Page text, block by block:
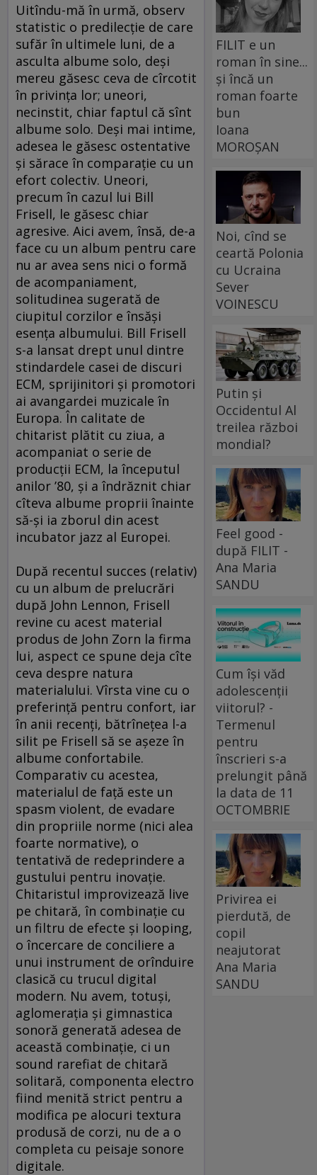
Uitîndu-mă în urmă, observ
statistic o predilecţie de care
sufăr în ultimele luni, de a
asculta albume solo, deşi
mereu găsesc ceva de cîrcotit
în privinţa lor; uneori,
necinstit, chiar faptul că sînt
albume solo. Deşi mai intime,
adesea le găsesc ostentative
şi sărace în comparaţie cu un
efort colectiv. Uneori,
precum în cazul lui Bill
Frisell, le găsesc chiar
agresive. Aici avem, însă, de-a
face cu un album pentru care
nu ar avea sens nici o formă
de acompaniament,
solitudinea sugerată de
ciupitul corzilor e însăşi
esenţa albumului. Bill Frisell
s-a lansat drept unul dintre
stindardele casei de discuri
ECM, sprijinitori şi promotori
ai avangardei muzicale în
Europa. În calitate de
chitarist plătit cu ziua, a
acompaniat o serie de
producţii ECM, la începutul
anilor ’80, şi a îndrăznit chiar
cîteva albume proprii înainte
să-şi ia zborul din acest
incubator jazz al Europei.
După recentul succes (relativ)
cu un album de prelucrări
după John Lennon, Frisell
revine cu acest material
produs de John Zorn la firma
lui, aspect ce spune deja cîte
ceva despre natura
materialului. Vîrsta vine cu o
preferinţă pentru confort, iar
în anii recenţi, bătrîneţea l-a
silit pe Frisell să se aşeze în
albume confortabile.
Comparativ cu acestea,
materialul de faţă este un
spasm violent, de evadare
din propriile norme (nici alea
foarte normative), o
tentativă de redeprindere a
gustului pentru inovaţie.
Chitaristul improvizează live
pe chitară, în combinaţie cu
un filtru de efecte şi looping,
o încercare de conciliere a
unui instrument de orînduire
clasică cu trucul digital
modern. Nu avem, totuşi,
aglomeraţia şi gimnastica
sonoră generată adesea de
această combinaţie, ci un
sound rarefiat de chitară
solitară, componenta electro
fiind menită strict pentru a
modifica pe alocuri textura
produsă de corzi, nu de a o
completa cu peisaje sonore
digitale.
FILIT e un
roman în sine...
și încă un
roman foarte
bun
Ioana
MOROȘAN
Noi, cînd se
ceartă Polonia
cu Ucraina
Sever
VOINESCU
Putin și
Occidentul Al
treilea război
mondial?
Feel good -
după FILIT -
Ana Maria
SANDU
Cum își văd
adolescenții
viitorul? -
Termenul
pentru
înscrieri s-a
prelungit până
la data de 11
OCTOMBRIE
Privirea ei
pierdută, de
copil
neajutorat
Ana Maria
SANDU